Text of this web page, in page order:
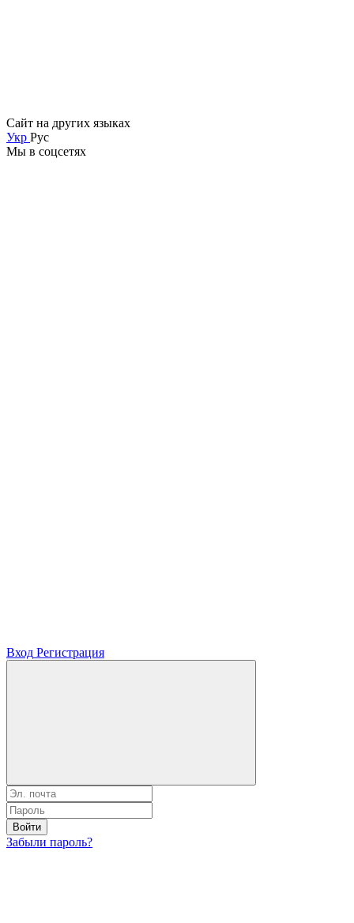
Сайт на других языках
Укр Рус
Мы в соцсетях
Вход Регистрация
Войти
Забыли пароль?